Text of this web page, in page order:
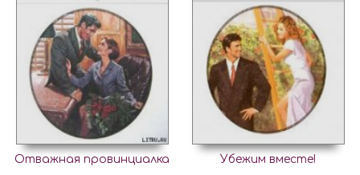
Отважная провинциалка Убежим вместе!